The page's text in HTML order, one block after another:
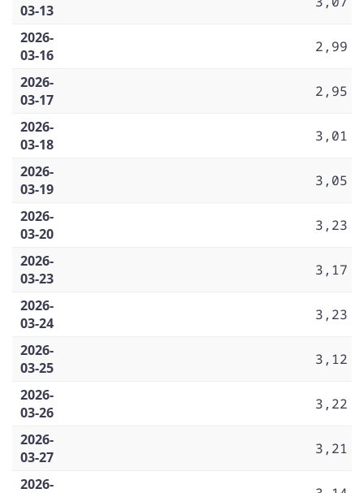
03-13
2026-
03-16
2,99
2026-
03-17
2,95
2026-
03-18
3,01
2026-
03-19
3,05
2026-
03-20
3,23
2026-
03-23
3,17
2026-
03-24
3,23
2026-
03-25
3,12
2026-
03-26
3,22
2026-
03-27
3,21
2026-